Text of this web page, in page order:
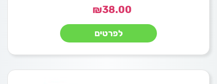
₪38.00
לפרטים